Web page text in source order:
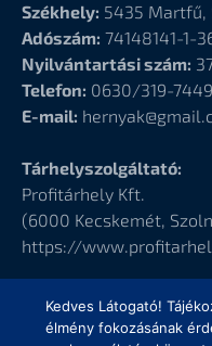
Székhely: 5435 Martfű,
Adószám: 74148141-1-
Nyilvántartási szám:
Telefon: 0630/319-7449
E-mail:
Tárhelyszolgáltató:
Profitárhely Kft.
(6000 Kecskemét,
https://
Kedves Látogató!
élmény fokozásának